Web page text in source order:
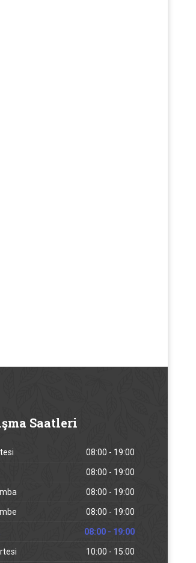
Saatleri
08:00 - 19:00
08:00 - 19:00
08:00 - 19:00
08:00 - 19:00
08:00 - 19:00
10:00 - 15:00